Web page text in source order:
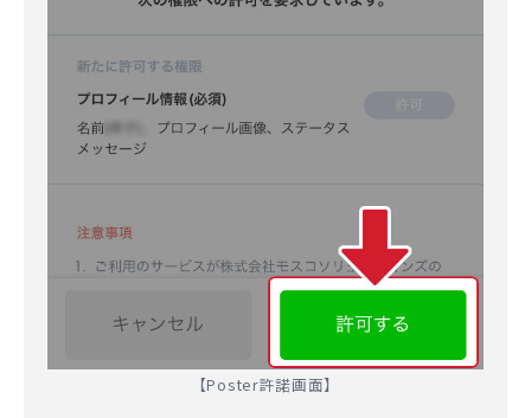
【Poster許諾画面】